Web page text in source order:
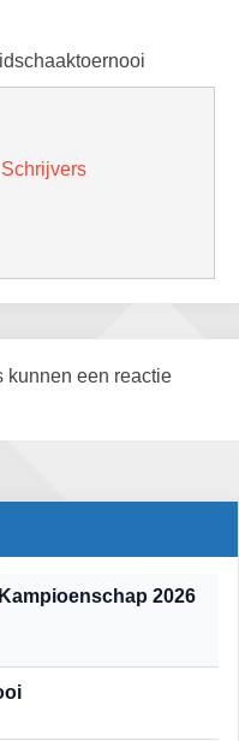
kunnen een reactie
2026